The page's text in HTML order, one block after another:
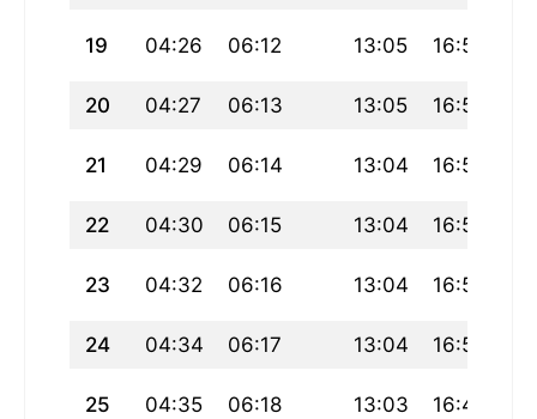
19 04:26 06:12 13:05 16:54
20 04:27 06:13 13:05 16:54
21 04:29 06:14 13:04 16:53
22 04:30 06:15 13:04 16:52
23 04:32 06:16 13:04 16:51
24 04:34 06:17 13:04 16:50
25 04:35 06:18 13:03 16:49